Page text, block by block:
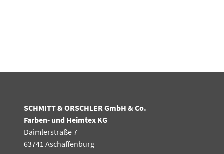
SCHMITT & ORSCHLER GmbH & Co.
Farben- und Heimtex KG
Daimlerstraße 7
63741 Aschaffenburg